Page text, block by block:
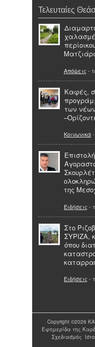
Τελευταίες
Απόψεις -
Καφές,
των
Κοινωνικά
της
Ειδήσεις -
Στο
ΣΥΡΙΖΑ,
όπου
Ειδήσεις -
Copyright ©2026
Εφημερίδα της
Σχεδιασμός